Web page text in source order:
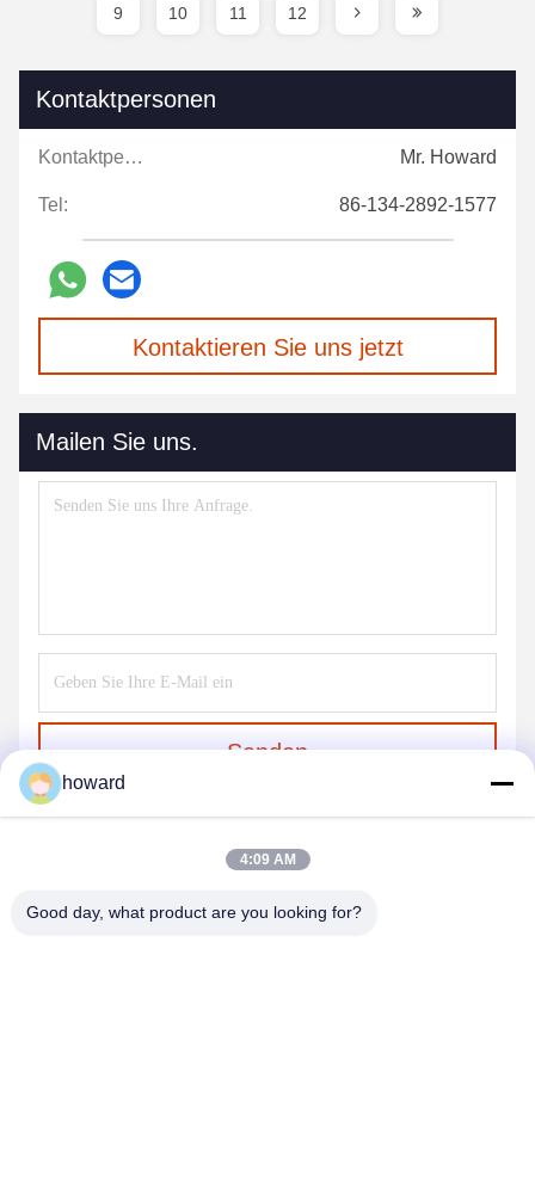
9 10 11 12
Kontaktpersonen
Kontaktpersonen: Mr. Howard
Tel: 86-134-2892-1577
Kontaktieren Sie uns jetzt
Mailen Sie uns.
Senden
howard
4:09 AM
Good day, what product are you looking for?